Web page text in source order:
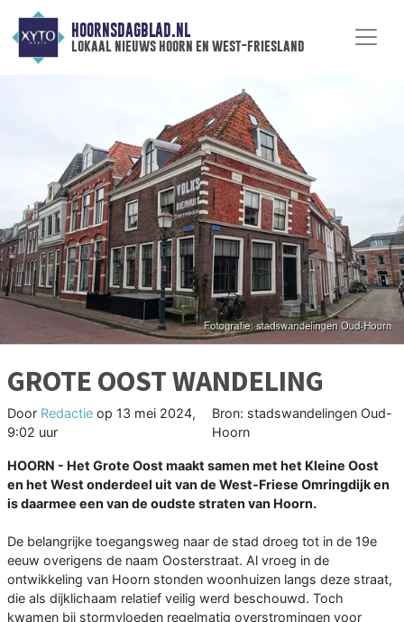
HOORNSDAGBLAD.NL
lokaal nieuws hoorn en west-friesland
GROTE OOST WANDELING
Door Redactie op 13 mei 2024,
9:02 uur
Bron: stadswandelingen Oud-
Hoorn
HOORN - Het Grote Oost maakt samen met het Kleine Oost
en het West onderdeel uit van de West-Friese Omringdijk en
is daarmee een van de oudste straten van Hoorn.
De belangrijke toegangsweg naar de stad droeg tot in de 19e
eeuw overigens de naam Oosterstraat. Al vroeg in de
ontwikkeling van Hoorn stonden woonhuizen langs deze straat,
die als dijklichaam relatief veilig werd beschouwd. Toch
kwamen bij stormvloeden regelmatig overstromingen voor